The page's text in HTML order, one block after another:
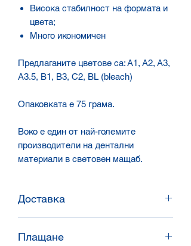
Висока стабилност на формата и
цвета;
Много икономичен
Предлаганите цветове са:А1, А2, А3,
А3.5, В1, В3, С2, BL (bleach)
Опаковката е 75 грама.
Воко е един от най-големите
производители на дентални
материали в световен мащаб.
Доставка
Спиди и Еконт, или доставяме
Плащане